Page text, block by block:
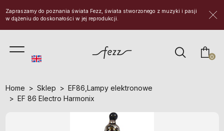
Zapraszamy do poznania świata Fezz, świata stworzonego z muzyki i pasji
w dążeniu do doskonałości w jej reprodukcji.
0
Home Sklep EF86 Lampy elektronowe
EF 86 Electro Harmonix